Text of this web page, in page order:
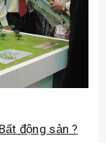
động sản ?